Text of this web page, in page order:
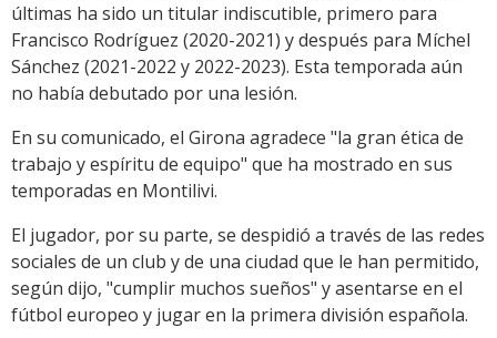
últimas ha sido un titular indiscutible, primero para
Francisco Rodríguez (2020-2021) y después para Míchel
Sánchez (2021-2022 y 2022-2023). Esta temporada aún
no había debutado por una lesión.
En su comunicado, el Girona agradece "la gran ética de
trabajo y espíritu de equipo" que ha mostrado en sus
temporadas en Montilivi.
El jugador, por su parte, se despidió a través de las redes
sociales de un club y de una ciudad que le han permitido,
según dijo, "cumplir muchos sueños" y asentarse en el
fútbol europeo y jugar en la primera división española.